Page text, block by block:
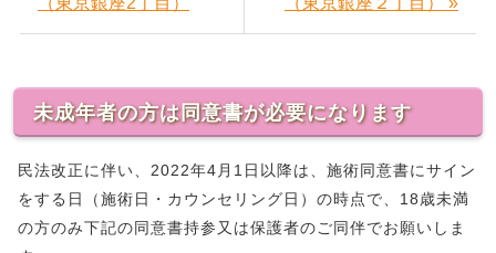
未成年者の方は同意書が必要になります
民法改正に伴い、2022年4月1日以降は、施術同意書にサイン
をする日（施術日・カウンセリング日）の時点で、18歳未満
の方のみ下記の同意書持参又は保護者のご同伴でお願いしま